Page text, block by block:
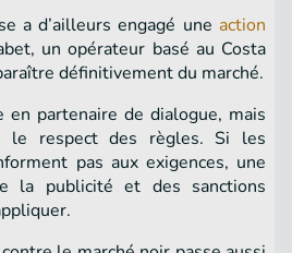
a d’ailleurs engagé une action
un opérateur basé au Costa
définitivement du marché.
en partenaire de dialogue, mais
le respect des règles. Si les
pas aux exigences, une
la publicité et des sanctions